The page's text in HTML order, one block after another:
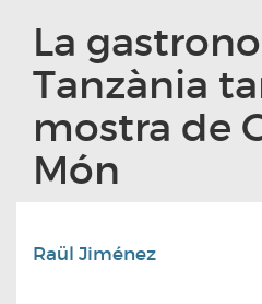
La
Tanzània
mostra de
Món
Raül Jiménez